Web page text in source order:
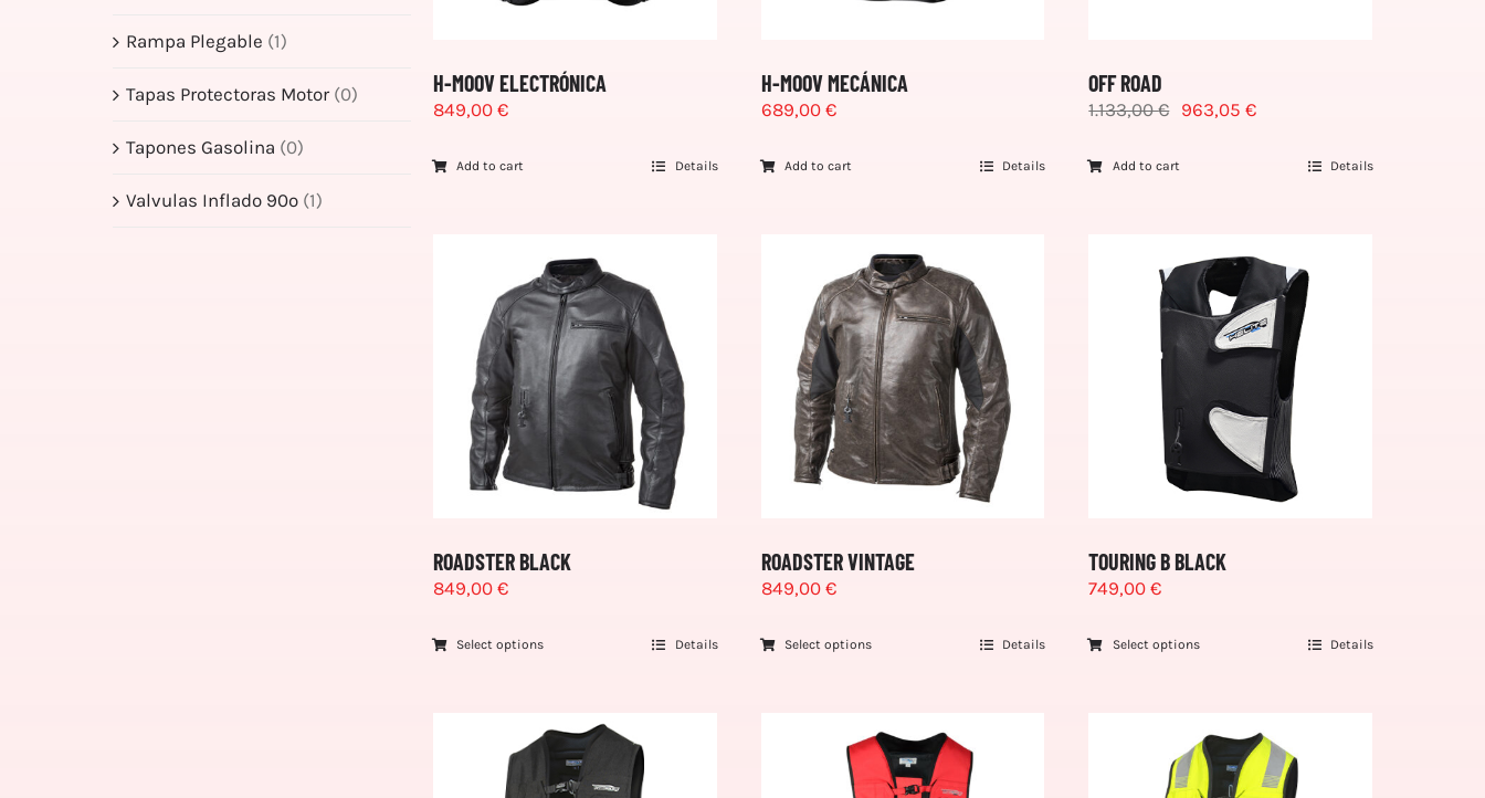
Rampa Plegable (1)
Tapas Protectoras Motor (0)
Tapones Gasolina (0)
Valvulas Inflado 90º (1)
H-MOOV ELECTRÓNICA
849,00 €
Add to cart Details
H-MOOV MECÁNICA
689,00 €
Add to cart Details
OFF ROAD
1.133,00€ 963,05 €
Add to cart Details
ROADSTER BLACK
849,00 €
Select options Details
ROADSTER VINTAGE
849,00 €
Select options Details
TOURING B BLACK
749,00€
Select options Details